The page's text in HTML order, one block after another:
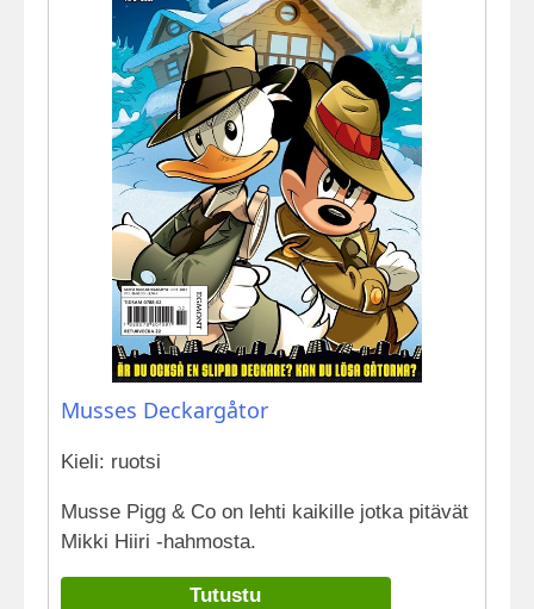
Musses Deckargåtor
Kieli: ruotsi
Musse Pigg & Co on lehti kaikille jotka pitävät
Mikki Hiiri -hahmosta.
Tutustu